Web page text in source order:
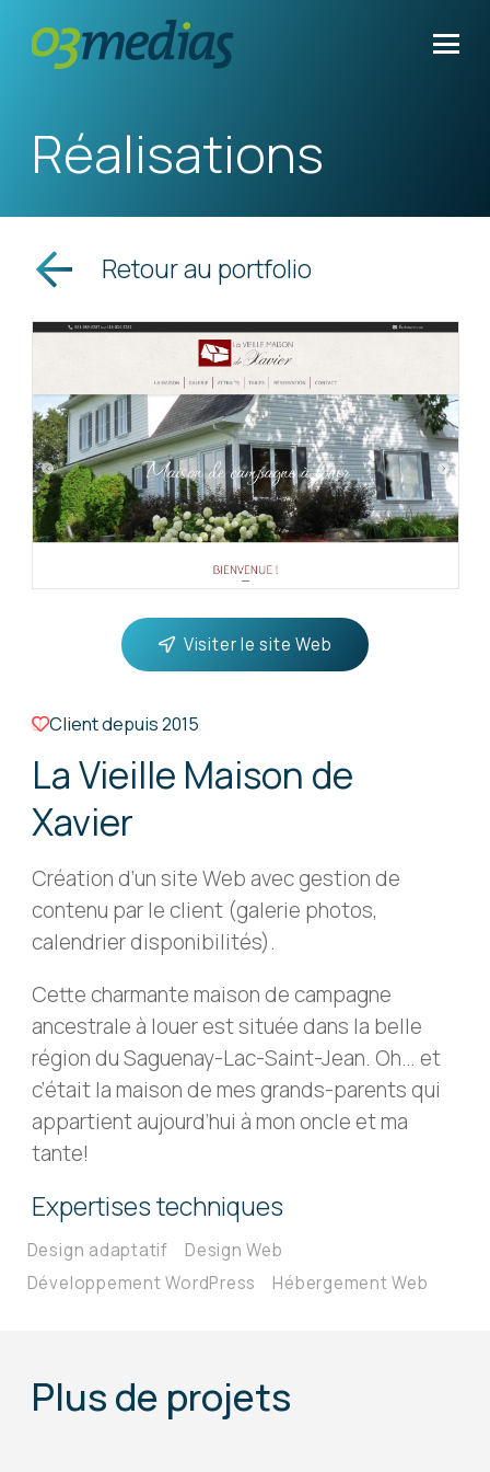
Réalisations
Retour au portfolio
Visiter le site Web
Client depuis2015
La Vieille Maison de
Xavier
Création d’un site Web avec gestion de
contenu par le client (galerie photos,
calendrier disponibilités).
Cette charmante maison de campagne
ancestrale à louer est située dans la belle
région du Saguenay-Lac-Saint-Jean. Oh… et
c’était la maison de mes grands-parents qui
appartient aujourd’hui à mon oncle et ma
tante!
Expertises techniques
Design adaptatif
Design Web
Développement WordPress
Hébergement Web
Plus de projets